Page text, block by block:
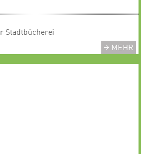
Stadtbücherei
MEHR